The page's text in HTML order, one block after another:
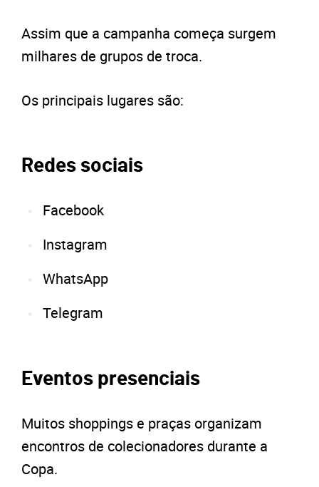
Assim que a campanha começa surgem
milhares de grupos de troca.
Os principais lugares são:
Redes sociais
Facebook
Instagram
WhatsApp
Telegram
Eventos presenciais
Muitos shoppings e praças organizam
encontros de colecionadores durante a
Copa.